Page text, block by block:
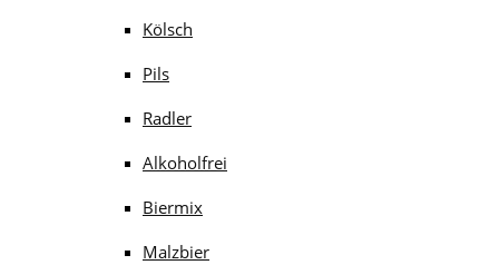
Kölsch
Pils
Radler
Alkoholfrei
Biermix
Malzbier